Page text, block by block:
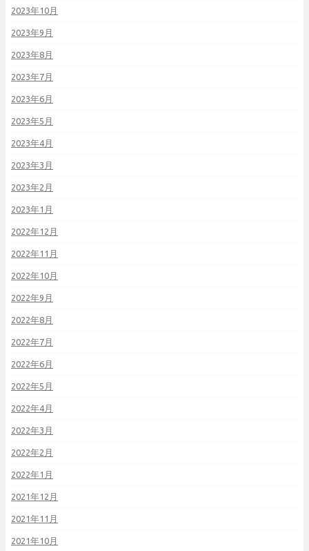
2023年10月
2023年9月
2023年8月
2023年7月
2023年6月
2023年5月
2023年4月
2023年3月
2023年2月
2023年1月
2022年12月
2022年11月
2022年10月
2022年9月
2022年8月
2022年7月
2022年6月
2022年5月
2022年4月
2022年3月
2022年2月
2022年1月
2021年12月
2021年11月
2021年10月